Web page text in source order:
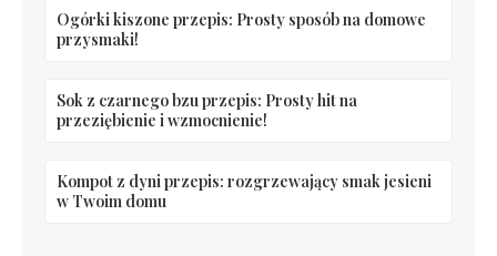
Ogórki kiszone przepis: Prosty sposób na domowe
przysmaki!
Sok z czarnego bzu przepis: Prosty hit na
przeziębienie i wzmocnienie!
Kompot z dyni przepis: rozgrzewający smak jesieni
w Twoim domu